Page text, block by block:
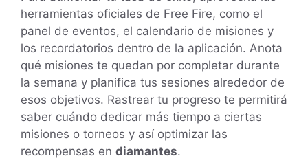
herramientas oficiales de Free Fire, como el
panel de eventos, el calendario de misiones y
los recordatorios dentro de la aplicación. Anota
qué misiones te quedan por completar durante
la semana y planifica tus sesiones alrededor de
esos objetivos. Rastrear tu progreso te permitirá
saber cuándo dedicar más tiempo a ciertas
misiones o torneos y así optimizar las
recompensas en diamantes.